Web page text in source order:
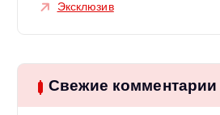
Эксклюзив
Свежие комментарии